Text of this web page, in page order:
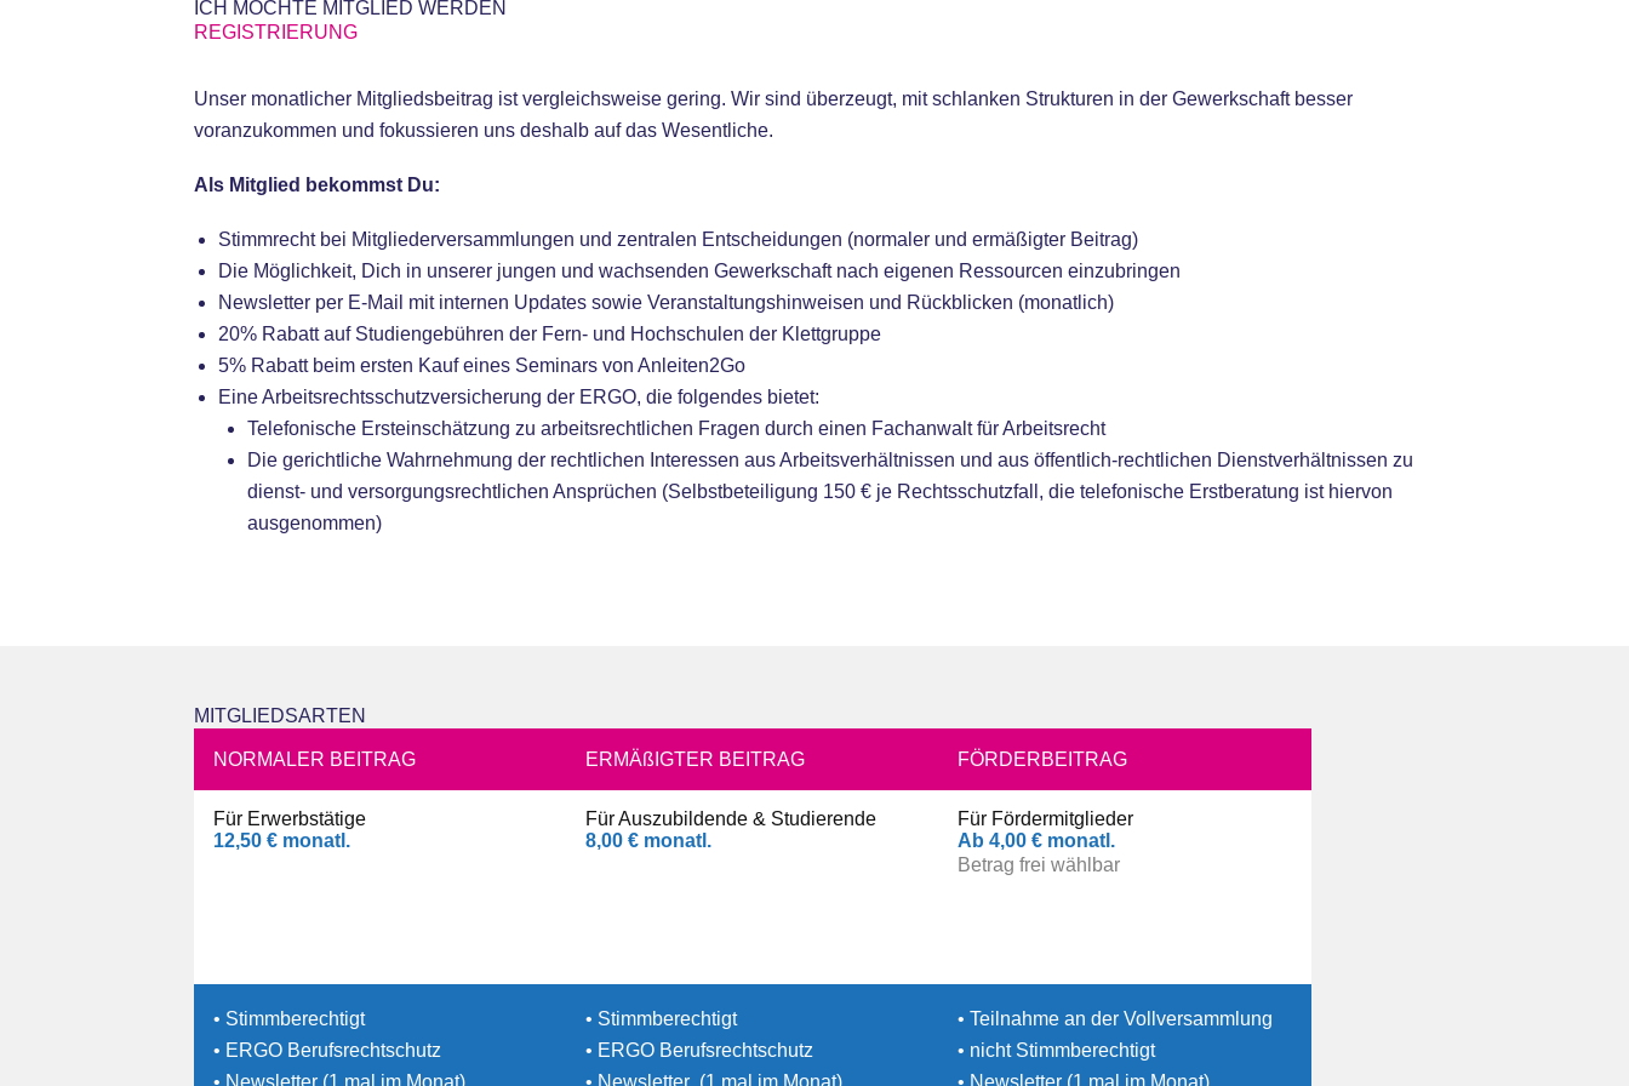
ICH MÖCHTE MITGLIED WERDEN
REGISTRIERUNG
Unser monatlicher Mitgliedsbeitrag ist vergleichsweise gering. Wir sind überzeugt, mit schlanken Strukturen in der Gewerkschaft besser
voranzukommen und fokussieren uns deshalb auf das Wesentliche.
Als Mitglied bekommst Du:
Stimmrecht bei Mitgliederversammlungen und zentralen Entscheidungen (normaler und ermäßigter Beitrag)
Die Möglichkeit, Dich in unserer jungen und wachsenden Gewerkschaft nach eigenen Ressourcen einzubringen
Newsletter per E-Mail mit internen Updates sowie Veranstaltungshinweisen und Rückblicken (monatlich)
20% Rabatt auf Studiengebühren der Fern- und Hochschulen der Klettgruppe
5% Rabatt beim ersten Kauf eines Seminars von Anleiten2Go
Eine Arbeitsrechtsschutzversicherung der ERGO, die folgendes bietet:
Telefonische Ersteinschätzung zu arbeitsrechtlichen Fragen durch einen Fachanwalt für Arbeitsrecht
Die gerichtliche Wahrnehmung der rechtlichen Interessen aus Arbeitsverhältnissen und aus öffentlich-rechtlichen Dienstverhältnissen zu
dienst- und versorgungsrechtlichen Ansprüchen (Selbstbeteiligung 150 € je Rechtsschutzfall, die telefonische Erstberatung ist hiervon
ausgenommen)
MITGLIEDSARTEN
NORMALER BEITRAG
Für Erwerbstätige
12,50 € monatl.
• Stimmberechtigt
• ERGO Berufsrechtschutz
• Newsletter (1 mal im Monat)
ERMÄßIGTER BEITRAG
Für Auszubildende & Studierende
8,00 € monatl.
• Stimmberechtigt
• ERGO Berufsrechtschutz
• Newsletter (1 mal im Monat)
FÖRDERBEITRAG
Für Fördermitglieder
Ab 4,00 € monatl.
Betrag frei wählbar
• Teilnahme an der Vollversammlung
• nicht Stimmberechtigt
• Newsletter (1 mal im Monat)